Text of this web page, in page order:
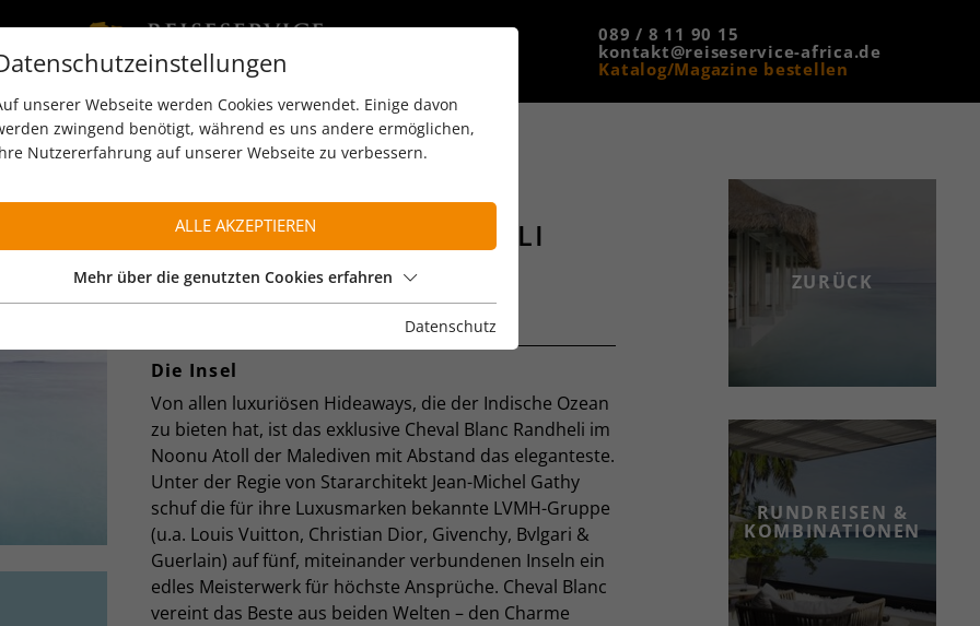
089 / 8 11 90 15
kontakt@reiseservice-africa.de
Katalog/Magazine bestellen
CHEVAL BLANC RANDHELI
Noonu Atoll
Die Insel
Von allen luxuriösen Hideaways, die der Indische Ozean
zu bieten hat, ist das exklusive Cheval Blanc Randheli im
Noonu Atoll der Malediven mit Abstand das eleganteste.
Unter der Regie von Stararchitekt Jean-Michel Gathy
schuf die für ihre Luxusmarken bekannte LVMH-Gruppe
(u.a. Louis Vuitton, Christian Dior, Givenchy, Bvlgari &
Guerlain) auf fünf, miteinander verbundenen Inseln ein
edles Meisterwerk für höchste Ansprüche. Cheval Blanc
vereint das Beste aus beiden Welten – den Charme
ZURÜCK
RUNDREISEN &
KOMBINATIONEN
unserer Webseite werden Cookies verwendet. Einige davon
zwingend benötigt, während es uns andere ermöglichen,
Nutzererfahrung auf unserer Webseite zu verbessern.
ALLE AKZEPTIEREN
Mehr über die genutzten Cookies erfahren
Datenschutz